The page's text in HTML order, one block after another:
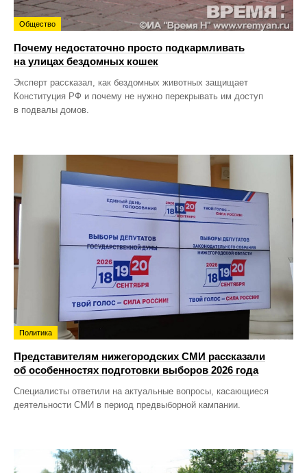
Общество
Почему недостаточно просто подкармливать
на улицах бездомных кошек
Эксперт рассказал, как бездомных животных защищает
Конституция РФ и почему не нужно перекрывать им доступ
в подвалы домов.
Политика
Представителям нижегородских СМИ рассказали
об особенностях подготовки выборов 2026 года
Специалисты ответили на актуальные вопросы, касающиеся
деятельности СМИ в период предвыборной кампании.